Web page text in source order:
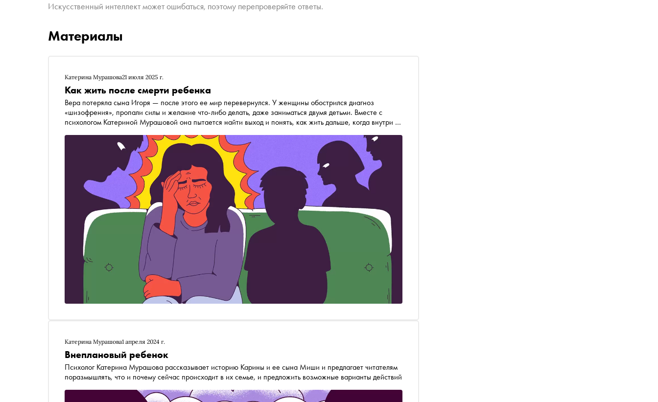
Искусственный интеллект может ошибаться, поэтому перепроверяйте ответы.
Материалы
Катерина Мурашова21 июля 2025 г.
Как жить после смерти ребенка
Вера потеряла сына Игоря — после этого ее мир перевернулся. У женщины обострился диагноз
«шизофрения», пропали силы и желание что-либо делать, даже заниматься двумя детьми. Вместе с
психологом Катериной Мурашовой она пытается найти выход и понять, как жить дальше, когда внутри —
Катерина Мурашова1 апреля 2024 г.
Внеплановый ребенок
Психолог Катерина Мурашова рассказывает историю Карины и ее сына Миши и предлагает читателям
поразмышлять, что и почему сейчас происходит в их семье, и предложить возможные варианты действий